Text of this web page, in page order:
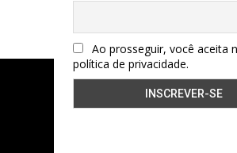
Ao prosseguir, você aceita
política de privacidade.